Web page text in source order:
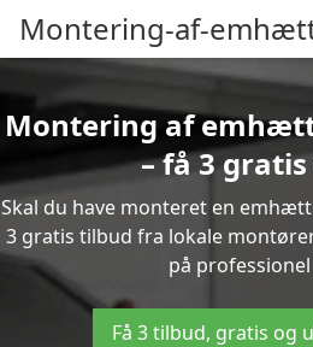
Montering-af-
Montering af
– få 3
Skal du have monteret en
3 gratis tilbud fra lokale
på
Få 3 tilbud, gratis og